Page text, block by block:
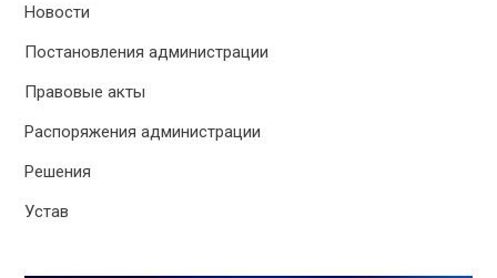
Новости
Постановления администрации
Правовые акты
Распоряжения администрации
Решения
Устав